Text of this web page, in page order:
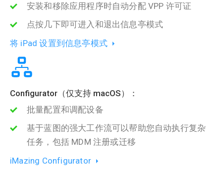
安装和移除应用程序时自动分配 VPP 许可证
点按几下即可进入和退出信息亭模式
将 iPad 设置到信息亭模式
Configurator（仅支持 macOS）：
批量配置和调配设备
基于蓝图的强大工作流可以帮助您自动执行复杂
任务，包括 MDM 注册或迁移
iMazing Configurator